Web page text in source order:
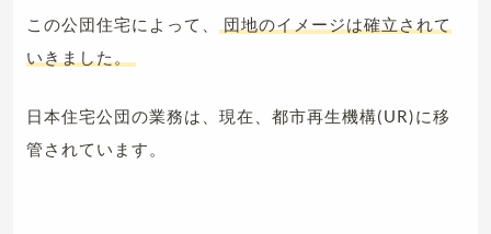
この公団住宅によって、
団地のイメージは確立されて
いきました。
日本住宅公団の業務は、現在、都市再生機構(UR)に移
管されています。